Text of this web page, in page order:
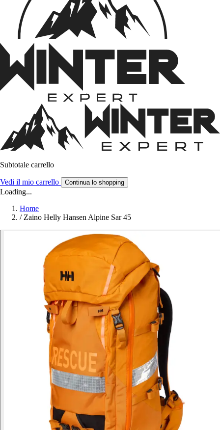
Subtotale carrello
Vedi il mio carrello Continua lo shopping
Loading...
Home
/ Zaino Helly Hansen Alpine Sar 45